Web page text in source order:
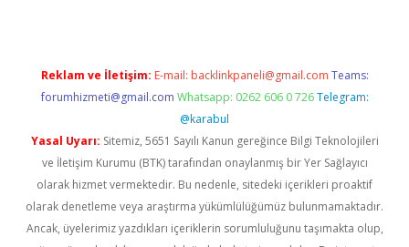
Reklam ve İletişim: E-mail: backlinkpaneli@gmail.com Teams:
forumhizmeti@gmail.com Whatsapp: 0262 606 0 726 Telegram:
@karabul
Yasal Uyarı: Sitemiz, 5651 Sayılı Kanun gereğince Bilgi Teknolojileri
ve İletişim Kurumu (BTK) tarafından onaylanmış bir Yer Sağlayıcı
olarak hizmet vermektedir. Bu nedenle, sitedeki içerikleri proaktif
olarak denetleme veya araştırma yükümlülüğümüz bulunmamaktadır.
Ancak, üyelerimiz yazdıkları içeriklerin sorumluluğunu taşımakta olup,